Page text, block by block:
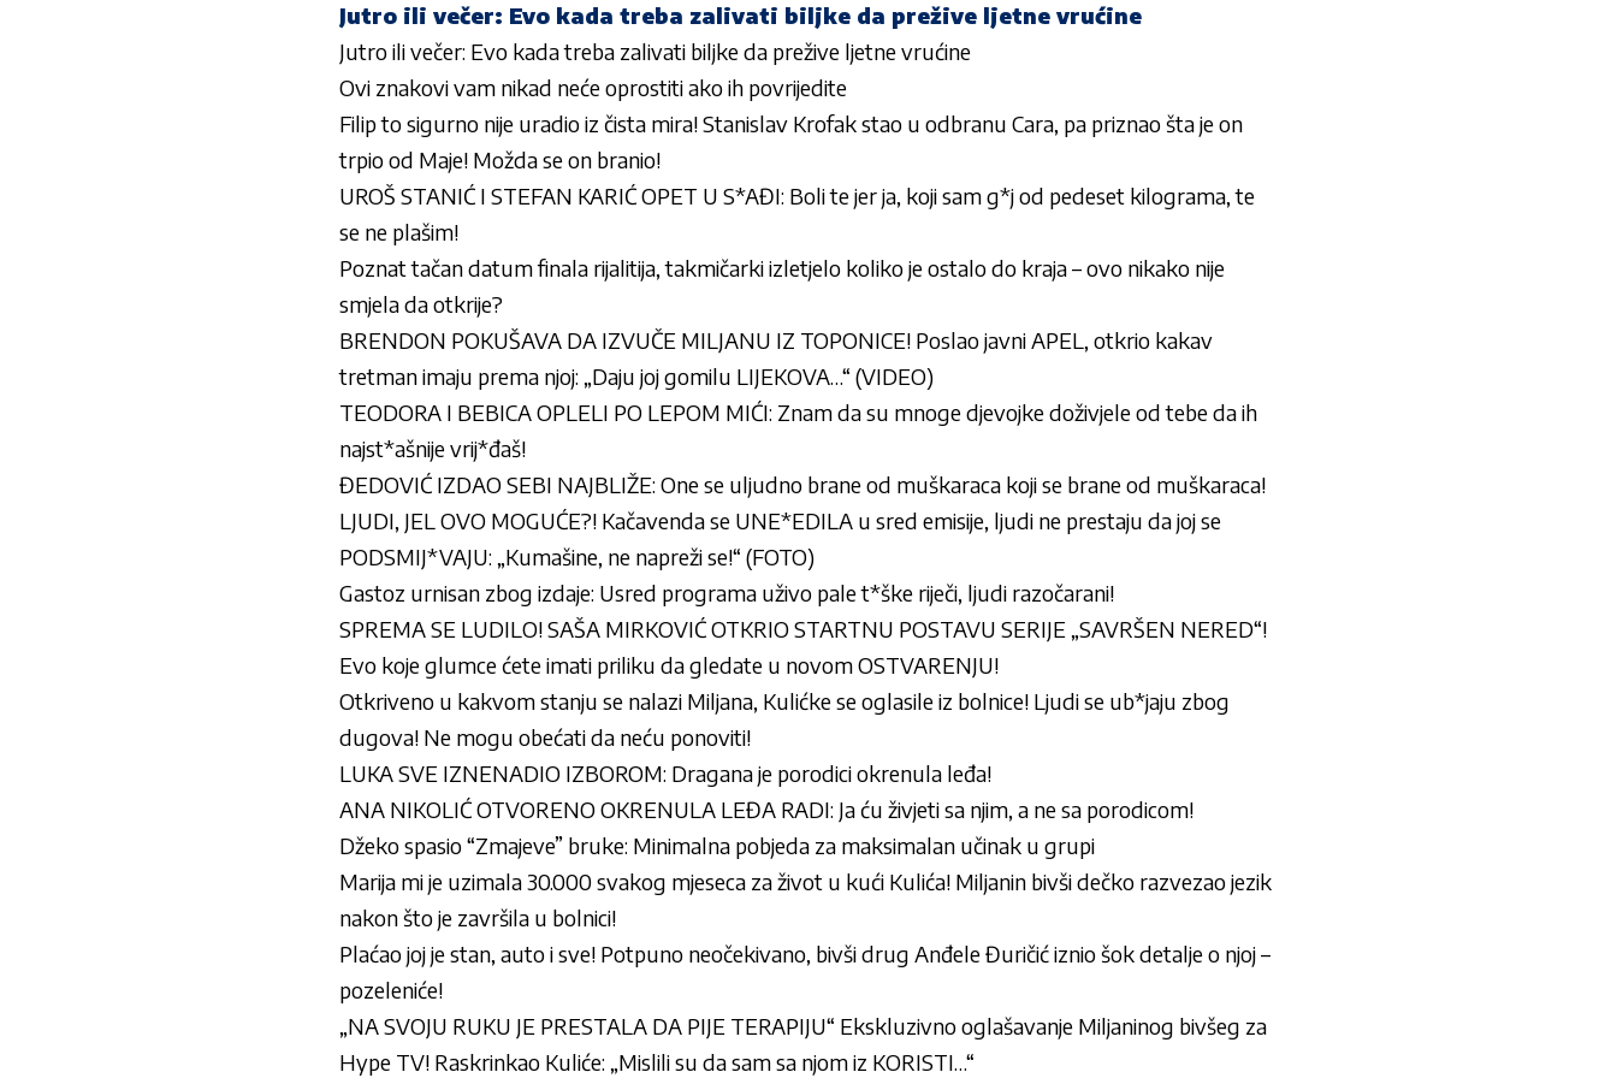
Jutro ili večer: Evo kada treba zalivati biljke da prežive ljetne vrućine
Jutro ili večer: Evo kada treba zalivati biljke da prežive ljetne vrućine
Ovi znakovi vam nikad neće oprostiti ako ih povrijedite
Filip to sigurno nije uradio iz čista mira! Stanislav Krofak stao u odbranu Cara, pa priznao šta je on
trpio od Maje! Možda se on branio!
UROŠ STANIĆ I STEFAN KARIĆ OPET U S*AĐI: Boli te jer ja, koji sam g*j od pedeset kilograma, te
se ne plašim!
Poznat tačan datum finala rijalitija, takmičarki izletjelo koliko je ostalo do kraja – ovo nikako nije
smjela da otkrije?
BRENDON POKUŠAVA DA IZVUČE MILJANU IZ TOPONICE! Poslao javni APEL, otkrio kakav
tretman imaju prema njoj: „Daju joj gomilu LIJEKOVA…“ (VIDEO)
TEODORA I BEBICA OPLELI PO LEPOM MIĆI: Znam da su mnoge djevojke doživjele od tebe da ih
najst*ašnije vrij*đaš!
ĐEDOVIĆ IZDAO SEBI NAJBLIŽE: One se uljudno brane od muškaraca koji se brane od muškaraca!
LJUDI, JEL OVO MOGUĆE?! Kačavenda se UNE*EDILA u sred emisije, ljudi ne prestaju da joj se
PODSMIJ*VAJU: „Kumašine, ne napreži se!“ (FOTO)
Gastoz urnisan zbog izdaje: Usred programa uživo pale t*ške riječi, ljudi razočarani!
SPREMA SE LUDILO! SAŠA MIRKOVIĆ OTKRIO STARTNU POSTAVU SERIJE „SAVRŠEN NERED“!
Evo koje glumce ćete imati priliku da gledate u novom OSTVARENJU!
Otkriveno u kakvom stanju se nalazi Miljana, Kulićke se oglasile iz bolnice! Ljudi se ub*jaju zbog
dugova! Ne mogu obećati da neću ponoviti!
LUKA SVE IZNENADIO IZBOROM: Dragana je porodici okrenula leđa!
ANA NIKOLIĆ OTVORENO OKRENULA LEĐA RADI: Ja ću živjeti sa njim, a ne sa porodicom!
Džeko spasio “Zmajeve” bruke: Minimalna pobjeda za maksimalan učinak u grupi
Marija mi je uzimala 30.000 svakog mjeseca za život u kući Kulića! Miljanin bivši dečko razvezao jezik
nakon što je završila u bolnici!
Plaćao joj je stan, auto i sve! Potpuno neočekivano, bivši drug Anđele Đuričić iznio šok detalje o njoj –
pozeleniće!
„NA SVOJU RUKU JE PRESTALA DA PIJE TERAPIJU“ Ekskluzivno oglašavanje Miljaninog bivšeg za
Hype TV! Raskrinkao Kuliće: „Mislili su da sam sa njom iz KORISTI…“